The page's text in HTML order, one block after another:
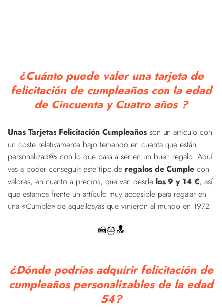
¿Cuánto puede valer una tarjeta de
felicitación de cumpleaños con la edad
de Cincuenta y Cuatro años ?
Unas Tarjetas Felicitación Cumpleaños son un artículo con
un coste relativamente bajo teniendo en cuenta que están
personalizad@s con lo que pasa a ser en un buen regalo. Aquí
vas a poder conseguir este tipo de regalos de Cumple con
valores, en cuanto a precios, que van desde los 9 y 14 €, así
que estamos frente un artículo muy accesible para regalar en
una «Cumple» de aquellos/as que vinieron al mundo en 1972.
🍰🎂🔝
¿Dónde podrías adquirir felicitación de
cumpleaños personalizables de la edad
54?